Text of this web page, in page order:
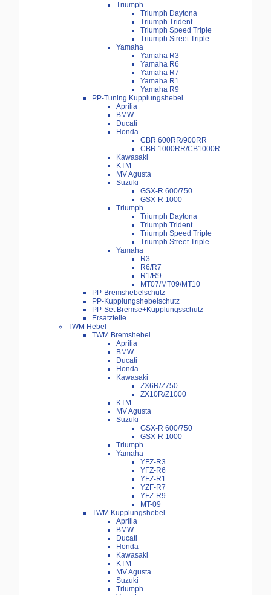
Triumph
Triumph Daytona
Triumph Trident
Triumph Speed Triple
Triumph Street Triple
Yamaha
Yamaha R3
Yamaha R6
Yamaha R7
Yamaha R1
Yamaha R9
PP-Tuning Kupplungshebel
Aprilia
BMW
Ducati
Honda
CBR 600RR/900RR
CBR 1000RR/CB1000R
Kawasaki
KTM
MV Agusta
Suzuki
GSX-R 600/750
GSX-R 1000
Triumph
Triumph Daytona
Triumph Trident
Triumph Speed Triple
Triumph Street Triple
Yamaha
R3
R6/R7
R1/R9
MT07/MT09/MT10
PP-Bremshebelschutz
PP-Kupplungshebelschutz
PP-Set Bremse+Kupplungsschutz
Ersatzteile
TWM Hebel
TWM Bremshebel
Aprilia
BMW
Ducati
Honda
Kawasaki
ZX6R/Z750
ZX10R/Z1000
KTM
MV Agusta
Suzuki
GSX-R 600/750
GSX-R 1000
Triumph
Yamaha
YFZ-R3
YFZ-R6
YFZ-R1
YZF-R7
YFZ-R9
MT-09
TWM Kupplungshebel
Aprilia
BMW
Ducati
Honda
Kawasaki
KTM
MV Agusta
Suzuki
Triumph